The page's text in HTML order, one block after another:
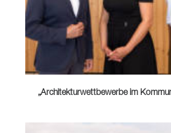
„Architekturwettbewerbe im